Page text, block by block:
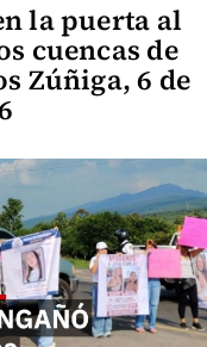
la puerta al
cuencas de
Zúñiga, 6 de